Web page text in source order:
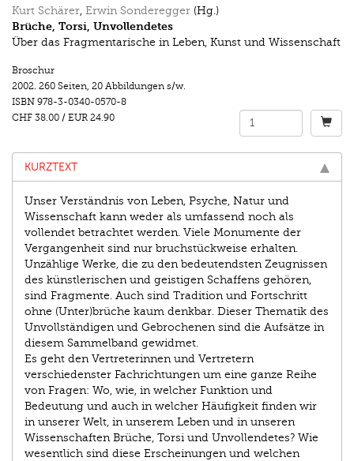
Kurt Schärer Erwin Sonderegger (Hg.)
Brüche, Torsi, Unvollendetes
Über das Fragmentarische in Leben, Kunst und Wissenschaft
Broschur
2002. 260 Seiten, 20 Abbildungen s/w.
ISBN 978-3-0340-0570-8
CHF 38.00 / EUR 24.90
KURZTEXT
Unser Verständnis von Leben, Psyche, Natur und
Wissenschaft kann weder als umfassend noch als
vollendet betrachtet werden. Viele Monumente der
Vergangenheit sind nur bruchstückweise erhalten.
Unzählige Werke, die zu den bedeutendsten Zeugnissen
des künstlerischen und geistigen Schaffens gehören,
sind Fragmente. Auch sind Tradition und Fortschritt
ohne (Unter)brüche kaum denkbar. Dieser Thematik des
Unvollständigen und Gebrochenen sind die Aufsätze in
diesem Sammelband gewidmet.
Es geht den Vertreterinnen und Vertretern
verschiedenster Fachrichtungen um eine ganze Reihe
von Fragen: Wo, wie, in welcher Funktion und
Bedeutung und auch in welcher Häufigkeit finden wir
in unserer Welt, in unserem Leben und in unseren
Wissenschaften Brüche, Torsi und Unvollendetes? Wie
wesentlich sind diese Erscheinungen und welchen